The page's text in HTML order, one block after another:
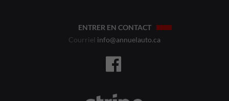
ENTRER EN CONTACT
Courriel info@annuelauto.ca